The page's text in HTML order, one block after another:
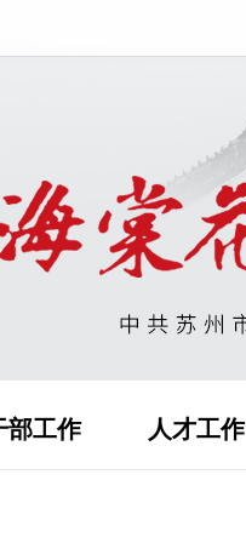
部工作 人才工作